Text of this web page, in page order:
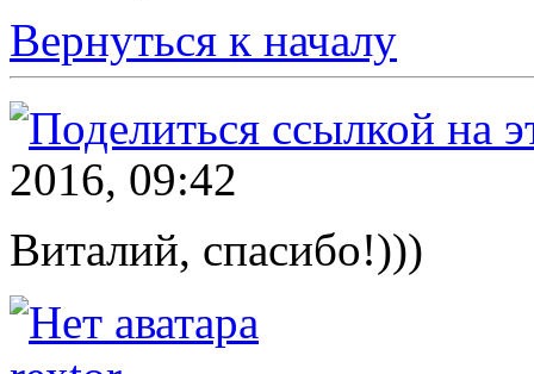
Вернуться к началу
2016, 09:42
Виталий, спасибо!)))